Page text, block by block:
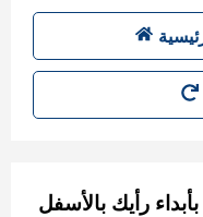
رأيك بالأسفل